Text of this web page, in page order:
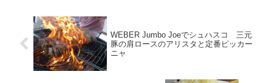
WEBER Jumbo Joeでシュハスコ 三元
豚の肩ロースのアリスタと定番ピッカー
ニャ